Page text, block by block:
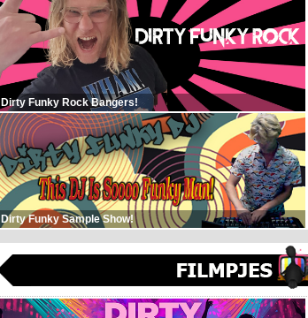
Dirty Funky Rock Bangers!
Dirty Funky Sample Show!